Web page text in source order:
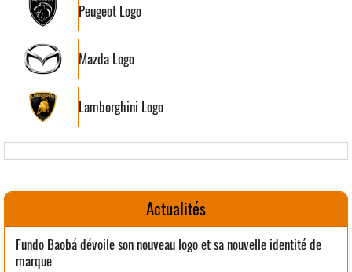
Peugeot Logo
Mazda Logo
Lamborghini Logo
Actualités
Fundo Baobá dévoile son nouveau logo et sa nouvelle identité de
marque